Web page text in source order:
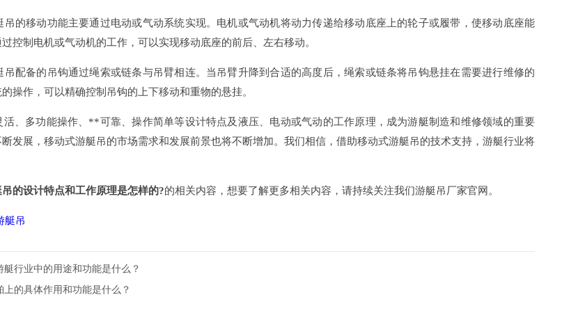
吊的移动功能主要通过电动或气动系统实现。电机或气动机将动力传递给移动底座上的轮子或履带，使移动底座能
控制电机或气动机的工作，可以实现移动底座的前后、左右移动。
吊配备的吊钩通过绳索或链条与吊臂相连。当吊臂升降到合适的高度后，绳索或链条将吊钩悬挂在需要进行维修的
操作，可以精确控制吊钩的上下移动和重物的悬挂。
、多功能操作、**可靠、操作简单等设计特点及液压、电动或气动的工作原理，成为游艇制造和维修领域的重要
发展，移动式游艇吊的市场需求和发展前景也将不断增加。我们相信，借助移动式游艇吊的技术支持，游艇行业将
的设计特点和工作原理是怎样的?的相关内容，想要了解更多相关内容，请持续关注我们游艇吊厂家官网。
艇吊
艇行业中的用途和功能是什么？
上的具体作用和功能是什么？